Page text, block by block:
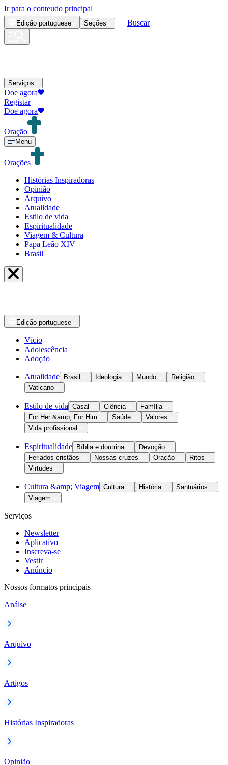
Ir para o conteudo principal
Edição portuguese Seções Buscar
Serviços
Doe agora
Registar
Doe agora
Oração
Menu
Orações
Histórias Inspiradoras
Opinião
Arquivo
Atualidade
Estilo de vida
Espiritualidade
Viagem & Cultura
Papa Leão XIV
Brasil
Edição portuguese
Vício
Adolescência
Adoção
Atualidade Brasil Ideologia Mundo
Religião
Vaticano
Estilo de vida Casal Ciência
Família
For Her &amp; For Him
Saúde
Valores
Vida profissional
Espiritualidade Bíblia e doutrina
Devoção
Feriados cristãos
Nossas cruzes Oração
Ritos
Virtudes
Cultura &amp; Viagem Cultura História
Santuários
Viagem
Serviços
Newsletter
Aplicativo
Inscreva-se
Vestir
Anúncio
Nossos formatos principais
Análse
Arquivo
Artigos
Histórias Inspiradoras
Opinião